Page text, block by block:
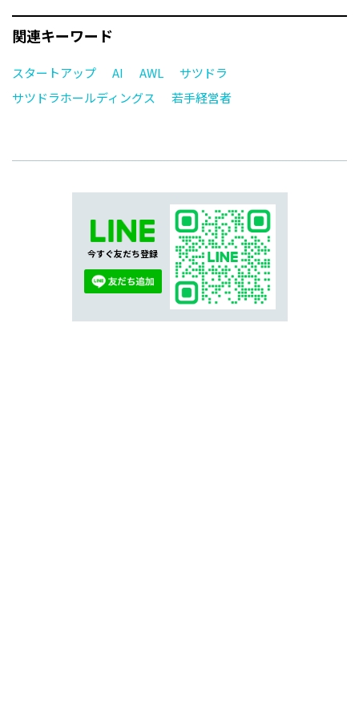
関連キーワード
スタートアップ AI AWL
サツドラ
サツドラホールディングス
若手経営者
今すぐ友だち登録